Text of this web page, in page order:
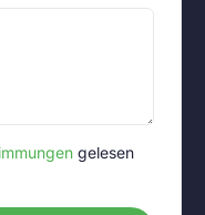
gelesen